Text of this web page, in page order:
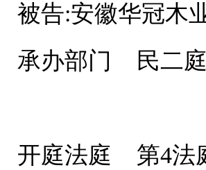
被告:安徽华冠木
承办部门 民二庭
开庭法庭 第4法